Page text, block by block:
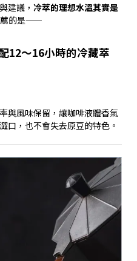
建議， 冷萃的理想水溫其實是
薦的是——
12～16小時的冷藏萃
與風味保留，讓咖啡液體香氣
口，也不會失去原豆的特色。